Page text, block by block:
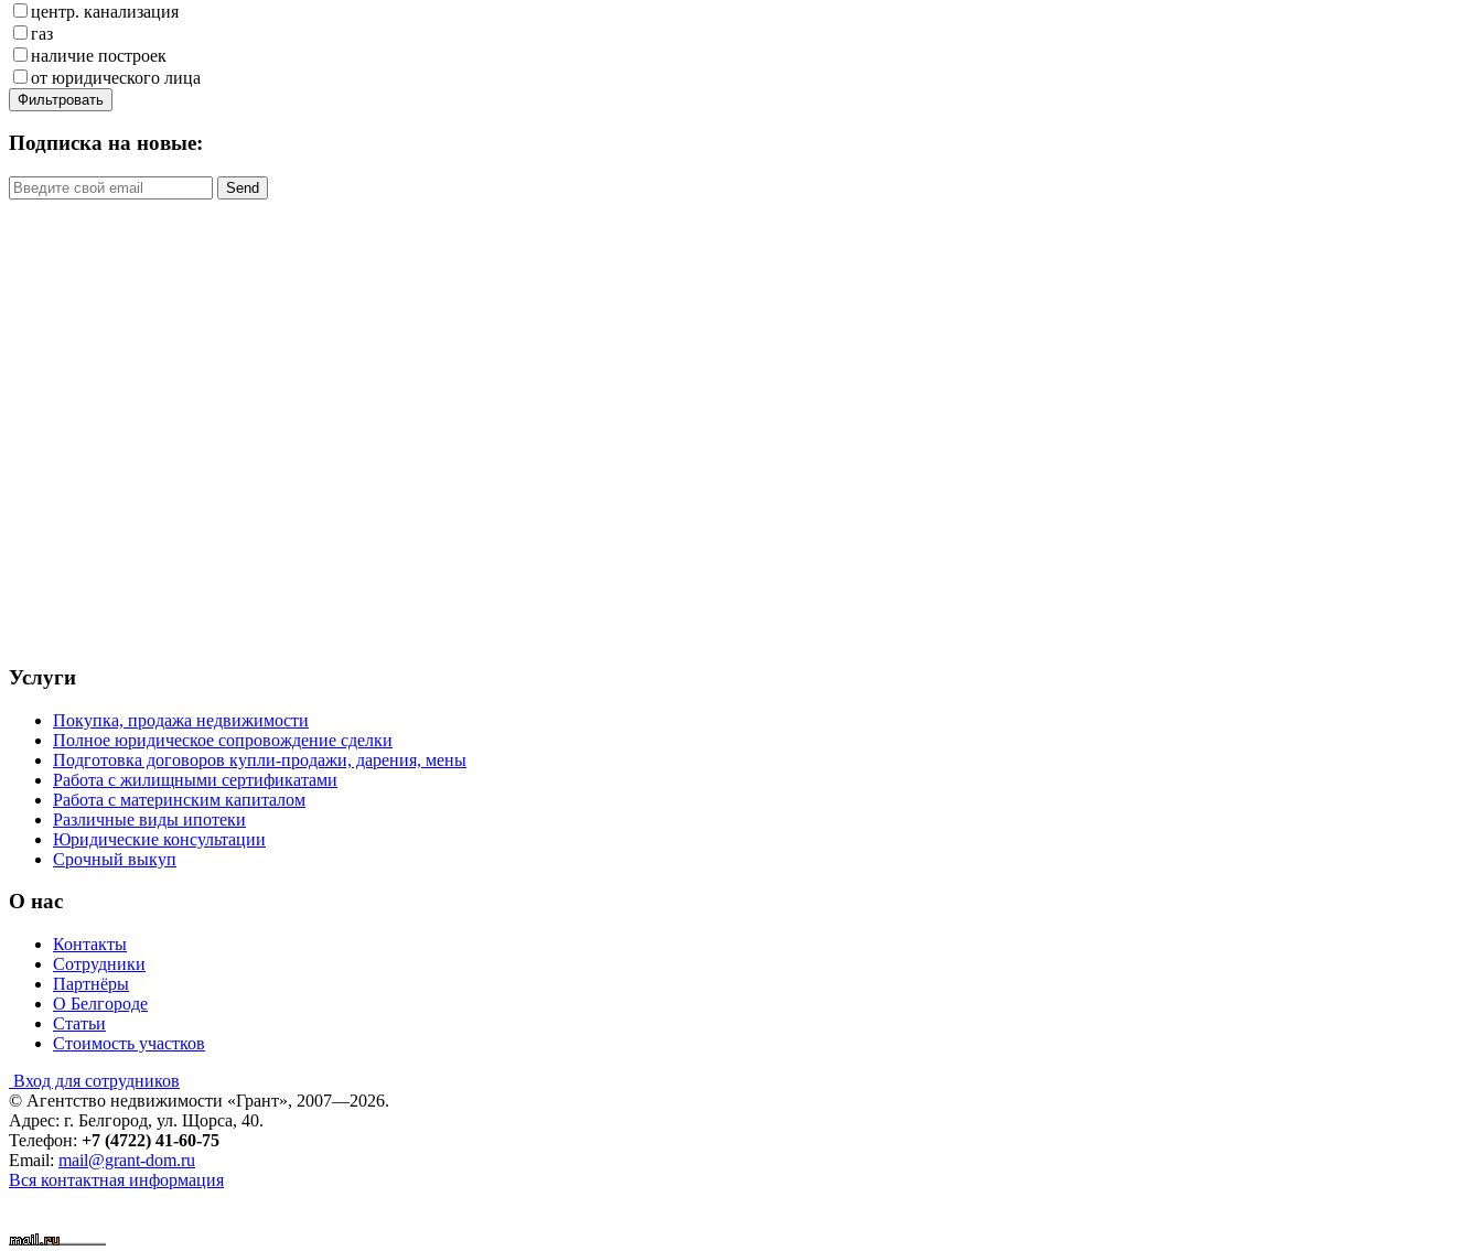
центр. канализация
газ
наличие построек
от юридического лица
Фильтровать
Подписка на новые:
Услуги
Покупка, продажа недвижимости
Полное юридическое сопровождение сделки
Подготовка договоров купли-продажи, дарения, мены
Работа с жилищными сертификатами
Работа с материнским капиталом
Различные виды ипотеки
Юридические консультации
Срочный выкуп
О нас
Контакты
Сотрудники
Партнёры
О Белгороде
Статьи
Стоимость участков
Вход для сотрудников
© Агентство недвижимости «Грант», 2007—2026.
Адрес: г. Белгород, ул. Щорса, 40.
Телефон: +7 (4722) 41-60-75
Email: mail@grant-dom.ru
Вся контактная информация